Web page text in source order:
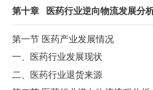
第十章 医药行业逆向物流发展分
第一节 医药产业发展情况
一、医药行业发展现状
二、医药行业退货来源